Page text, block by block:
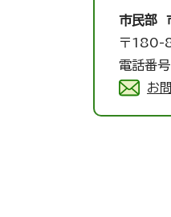
市民部
〒180-
電話番
お